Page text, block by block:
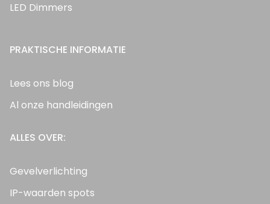
LED Dimmers
PRAKTISCHE INFORMATIE
Lees ons blog
Al onze handleidingen
ALLES OVER:
Gevelverlichting
IP-waarden spots